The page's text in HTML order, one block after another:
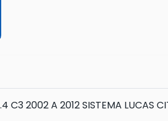
C3 2002 A 2012 SISTEMA LUCAS